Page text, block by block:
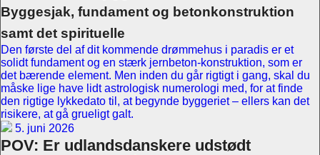
Byggesjak, fundament og betonkonstruktion
samt det spirituelle
Den første del af dit kommende drømmehus i paradis er et
solidt fundament og en stærk jernbeton-konstruktion, som er
det bærende element. Men inden du går rigtigt i gang, skal du
måske lige have lidt astrologisk numerologi med, for at finde
den rigtige lykkedato til, at begynde byggeriet – ellers kan det
risikere, at gå grueligt galt.
5. juni 2026
POV: Er udlandsdanskere udstødt